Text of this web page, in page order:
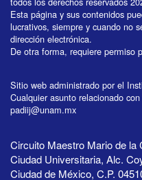
Esta página y sus contenidos
lucrativos, siempre y cuando no
dirección electrónica.
De otra forma, requiere permiso
Sitio web administrado por el
Cualquier asunto relacionado
padiij@unam.mx
Circuito Maestro Mario de la
Ciudad Universitaria, Alc.
Ciudad de México, C.P.